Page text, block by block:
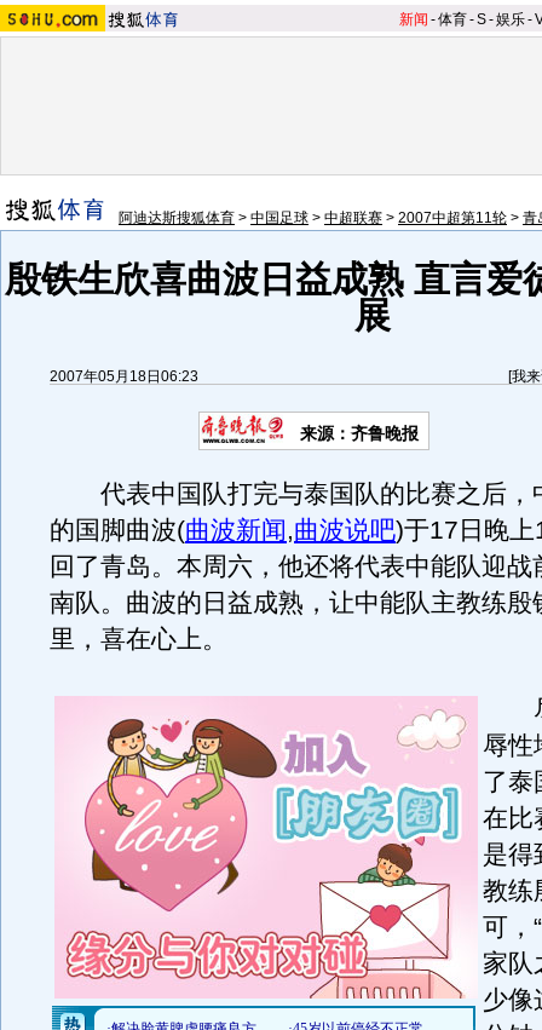
新闻 -体育-S-娱乐-
阿迪达斯搜狐体育 > 中国足球 > 中超联赛 > 2007中超第11轮 > 青
殷铁生欣喜曲波日益成熟 直言爱
展
2007年05月18日06:23 [我
来源：齐鲁晚报
代表中国队打完与泰国队的比赛之后，
的国脚曲波(曲波新闻,曲波说吧)于17日晚
回了青岛。本周六，他还将代表中能队迎战
南队。曲波的日益成熟，让中能队主教练殷
里，喜在心上。
尽
辱性
了泰
在比
是得
教练
可，
家队
少像